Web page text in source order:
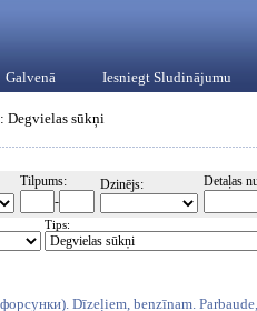
Galvenā Iesniegt Sludinājumu
: Degvielas sūkņi
Tilpums:
-
Dzinējs: Detaļas
Tips:
Dīzeļiem, benzīnam.